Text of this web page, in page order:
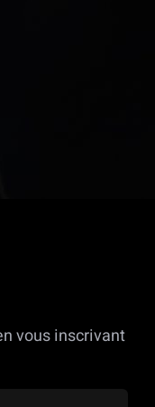
vous inscrivant